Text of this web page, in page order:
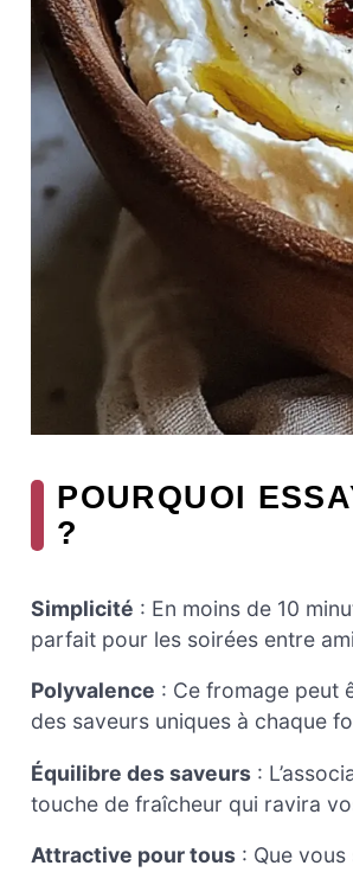
POURQUOI
?
Simplicité : En moins de 10
parfait pour les soirées entre
Polyvalence : Ce fromage peut
des saveurs uniques à chaque
Équilibre des saveurs :
touche de fraîcheur qui ravira
Attractive pour tous : Que